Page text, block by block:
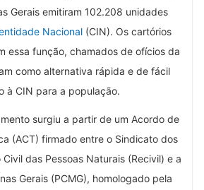
Gerais emitiram 102.208 unidades
Nacional (CIN). Os cartórios
essa função, chamados de ofícios da
como alternativa rápida e de fácil
à CIN para a população.
surgiu a partir de um Acordo de
(ACT) firmado entre o Sindicato dos
das Pessoas Naturais (Recivil) e a
Gerais (PCMG), homologado pela